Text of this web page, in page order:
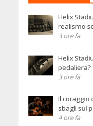
Helix
realismo
3 ore fa
Helix
pedaliera?
3 ore fa
Il coraggio
sbagli sul
4 ore fa